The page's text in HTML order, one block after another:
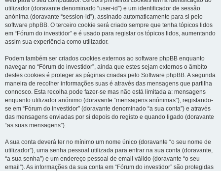
utilizador (doravante denominado “user-id”) e um identificador de sessão
anónima (doravante “session-id”), assinado automaticamente para si pelo
software phpBB. O terceiro cookie será criado sempre que tenha tópicos lidos
em “Fórum do investidor” e é usado para registar os tópicos lidos, aumentando
assim sua experiência como utilizador.
Podem também ser criados cookies externos ao software phpBB enquanto
navegar no “Fórum do investidor”, ainda que estes sejam externos o âmbito
destes cookies é proteger as páginas criadas pelo Software phpBB. A segunda
maneira de recolher informações suas é através das mensagens que partilha
connosco. Esta recolha pode fazer-se mas não está limitada a: mensagens
enquanto utilizador anónimo (doravante “mensagens anónimas”), registando-
se em “Fórum do investidor” (doravante denominado “a sua conta”) e através
das mensagens enviadas por si depois do registo e quando ligado (doravante
“as suas mensagens”).
A sua conta deverá ter no mínimo um nome único (doravante “o seu nome de
utilizador”), uma senha pessoal utilizada para entrar na sua conta (doravante,
“a sua senha”) e um endereço pessoal de email válido (doravante “o seu
email”). As informações da sua conta em “Fórum do investidor” são protegidas